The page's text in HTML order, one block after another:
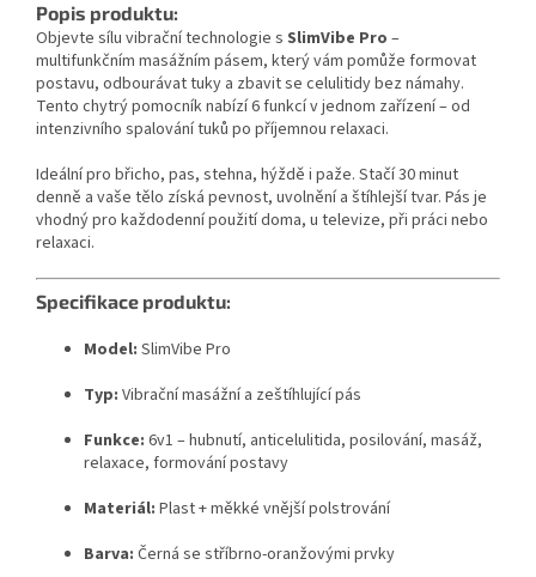
Popis produktu:
Objevte sílu vibrační technologie s SlimVibe Pro –
multifunkčním masážním pásem, který vám pomůže formovat
postavu, odbourávat tuky a zbavit se celulitidy bez námahy.
Tento chytrý pomocník nabízí 6 funkcí v jednom zařízení – od
intenzivního spalování tuků po příjemnou relaxaci.
Ideální pro břicho, pas, stehna, hýždě i paže. Stačí 30 minut
denně a vaše tělo získá pevnost, uvolnění a štíhlejší tvar. Pás je
vhodný pro každodenní použití doma, u televize, při práci nebo
relaxaci.
Specifikace produktu:
Model: SlimVibe Pro
Typ: Vibrační masážní a zeštíhlující pás
Funkce: 6v1 – hubnutí, anticelulitida, posilování, masáž,
relaxace, formování postavy
Materiál: Plast + měkké vnější polstrování
Barva: Černá se stříbrno-oranžovými prvky